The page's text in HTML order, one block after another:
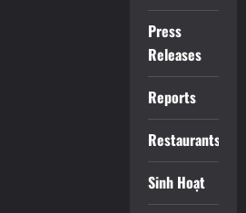
Press
Releases
Reports
Restaurants
Sinh Hoạt